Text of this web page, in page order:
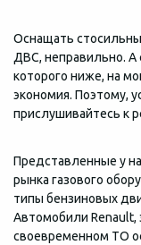
Оснащать
ДВС, неправильно. А
которого ниже, на
экономия. Поэтому,
прислушивайтесь к
Представленные у
рынка газового
типы бензиновых
Автомобили Renault,
своевременном ТО